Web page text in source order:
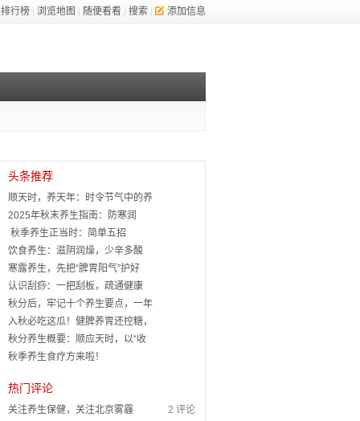
排行榜 浏览地图 随便看看 搜索 添加信息
头条推荐
顺天时，养天年：时令节气中的养
2025年秋末养生指南：防寒润
​​ 秋季养生正当时：简单五招
饮食养生：滋阴润燥，少辛多酸
寒露养生，先把“脾胃阳气”护好
​认识刮痧：一把刮板，疏通健康
秋分后，牢记十个养生要点，一年
入秋必吃这瓜！健脾养胃还控糖，
秋分养生概要：顺应天时，以“收
秋季养生食疗方来啦！
热门评论
2 评论
关注养生保健，关注北京雾霾